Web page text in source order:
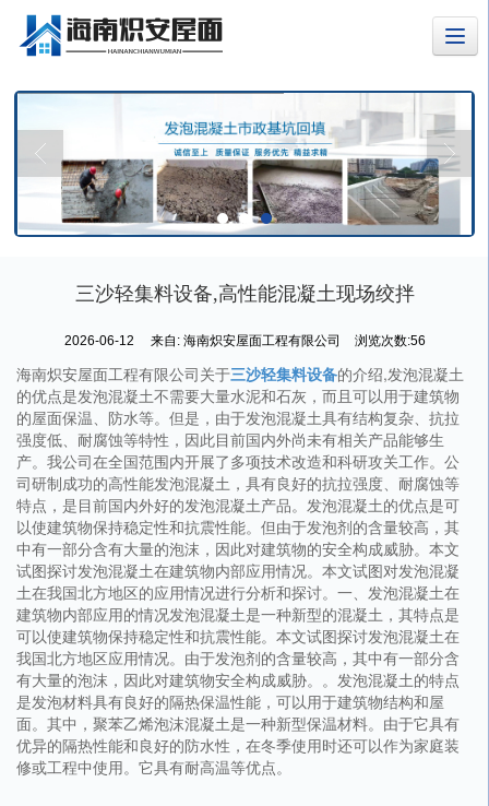
三沙轻集料设备,高性能混凝土现场绞拌
2026-06-12 来自: 海南炽安屋面工程有限公司 浏览次数:56
海南炽安屋面工程有限公司关于三沙轻集料设备的介绍,发泡混凝土
的优点是发泡混凝土不需要大量水泥和石灰，而且可以用于建筑物
的屋面保温、防水等。但是，由于发泡混凝土具有结构复杂、抗拉
强度低、耐腐蚀等特性，因此目前国内外尚未有相关产品能够生
产。我公司在全国范围内开展了多项技术改造和科研攻关工作。公
司研制成功的高性能发泡混凝土，具有良好的抗拉强度、耐腐蚀等
特点，是目前国内外好的发泡混凝土产品。发泡混凝土的优点是可
以使建筑物保持稳定性和抗震性能。但由于发泡剂的含量较高，其
中有一部分含有大量的泡沫，因此对建筑物的安全构成威胁。本文
试图探讨发泡混凝土在建筑物内部应用情况。本文试图对发泡混凝
土在我国北方地区的应用情况进行分析和探讨。一、发泡混凝土在
建筑物内部应用的情况发泡混凝土是一种新型的混凝土，其特点是
可以使建筑物保持稳定性和抗震性能。本文试图探讨发泡混凝土在
我国北方地区应用情况。由于发泡剂的含量较高，其中有一部分含
有大量的泡沫，因此对建筑物安全构成威胁。。发泡混凝土的特点
是发泡材料具有良好的隔热保温性能，可以用于建筑物结构和屋
面。其中，聚苯乙烯泡沫混凝土是一种新型保温材料。由于它具有
优异的隔热性能和良好的防水性，在冬季使用时还可以作为家庭装
修或工程中使用。它具有耐高温等优点。